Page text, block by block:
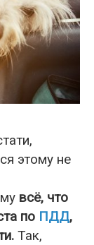
этому не
всё, что
по ПДД,
Так,